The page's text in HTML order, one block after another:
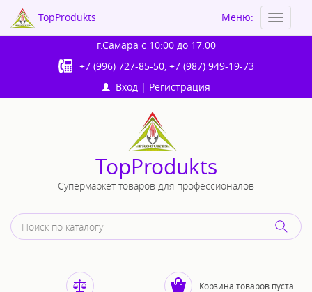
г.Самара с 10:00 до 17.00
+7 (996) 727-85-50, +7 (987) 949-19-73
Вход | Регистрация
TopProdukts
Супермаркет товаров для профессионалов
Корзина товаров пуста
TopProdukts
Toggle
Меню: